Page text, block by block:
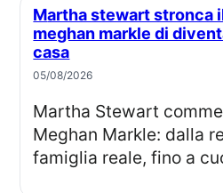
Martha stewart stronca il tentativo di
meghan markle di
casa
05/08/2026
Martha Stewart commenta il percorso di
Meghan Markle: dalla
famiglia reale, fino a